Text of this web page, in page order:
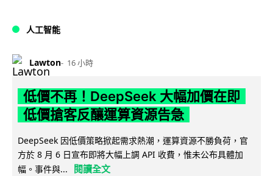
人工智能
Lawton 16 小時
低價不再！DeepSeek 大幅加價在即
低價搶客反釀運算資源告急
DeepSeek 因低價策略掀起需求熱潮，運算資源不勝負荷，官
方於 8 月 6 日宣布即將大幅上調 API 收費，惟未公布具體加
幅。事件與...
閱讀全文